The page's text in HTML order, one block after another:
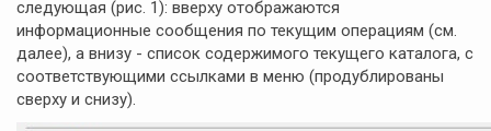
следующая (рис. 1): вверху отображаются
информационные сообщения по текущим операциям (см.
далее), а внизу - список содержимого текущего каталога, с
соответствующими ссылками в меню (продублированы
сверху и снизу).